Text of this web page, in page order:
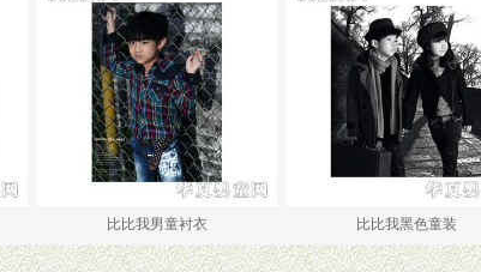
比比我男童衬衣 比比我黑色童装